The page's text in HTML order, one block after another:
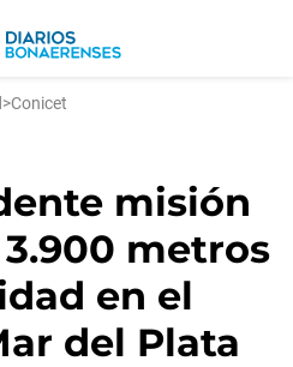
>Conicet
misión
metros
en el
del Plata